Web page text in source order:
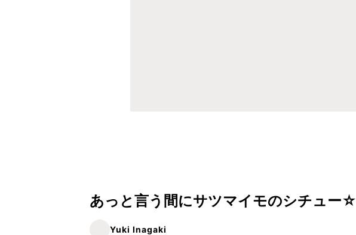
あっと言う間にサツマイモのシチュー☆
Yuki Inagaki